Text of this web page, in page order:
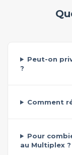
Peut-on
?
Comment
Pour
au Multiplex ?